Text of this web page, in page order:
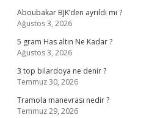
Aboubakar BJK’den ayrıldı mı ?
Ağustos 3, 2026
5 gram Has altın Ne Kadar ?
Ağustos 3, 2026
3 top bilardoya ne denir ?
Temmuz 30, 2026
Tramola manevrası nedir ?
Temmuz 29, 2026